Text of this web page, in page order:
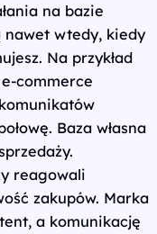
na bazie
nawet wtedy, kiedy
Na przykład
Baza własna
reagowali
zakupów. Marka
a komunikację